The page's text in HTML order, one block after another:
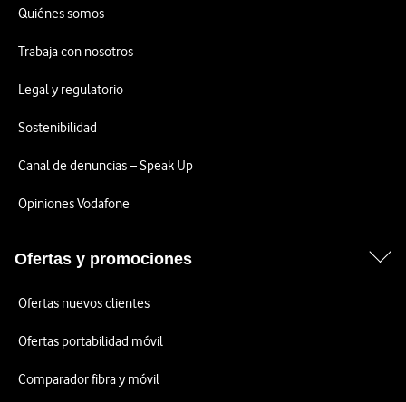
Quiénes somos
Trabaja con nosotros
Legal y regulatorio
Sostenibilidad
Canal de denuncias – Speak Up
Opiniones Vodafone
Ofertas y promociones
Ofertas nuevos clientes
Ofertas portabilidad móvil
Comparador fibra y móvil